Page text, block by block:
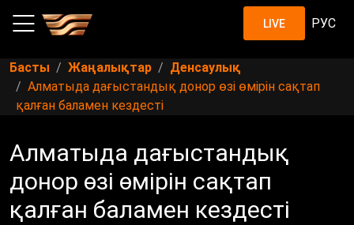
LIVE РУС
Басты Жаңалықтар
Денсаулық
Алматыда дағыстандық донор өзі өмірін сақтап
қалған баламен кездесті
Алматыда дағыстандық
донор өзі өмірін сақтап
қалған баламен кездесті